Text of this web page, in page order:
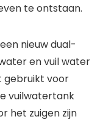
te ontstaan.
nieuw dual-
en vuil water
gebruikt voor
vuilwatertank
het zuigen zijn